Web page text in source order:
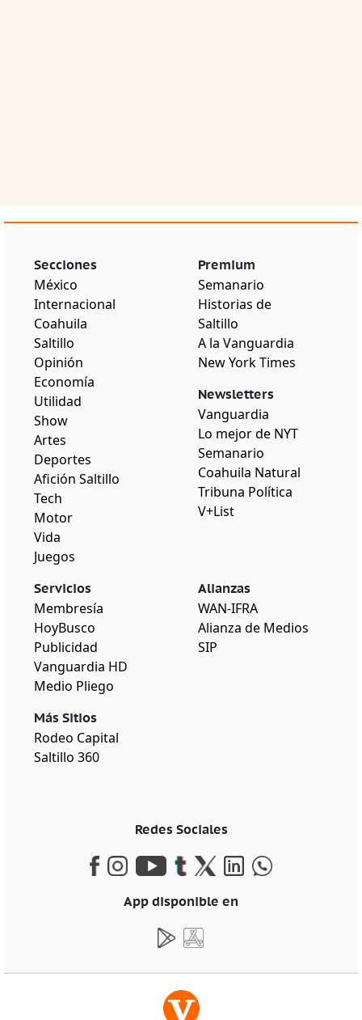
Secciones
México
Internacional
Coahuila
Saltillo
Opinión
Economía
Utilidad
Show
Artes
Deportes
Afición Saltillo
Tech
Motor
Vida
Juegos
Premium
Semanario
Historias de
Saltillo
A la Vanguardia
New York Times
Newsletters
Vanguardia
Lo mejor de NYT
Semanario
Coahuila Natural
Tribuna Política
V+List
Servicios
Membresía
HoyBusco
Publicidad
Vanguardia HD
Medio Pliego
Más Sitios
Rodeo Capital
Saltillo 360
Alianzas
WAN-IFRA
Alianza de Medios
SIP
Redes Sociales
App disponible en